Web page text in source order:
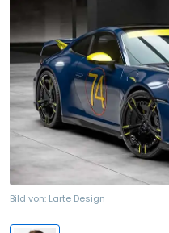
Bild von: Larte Design